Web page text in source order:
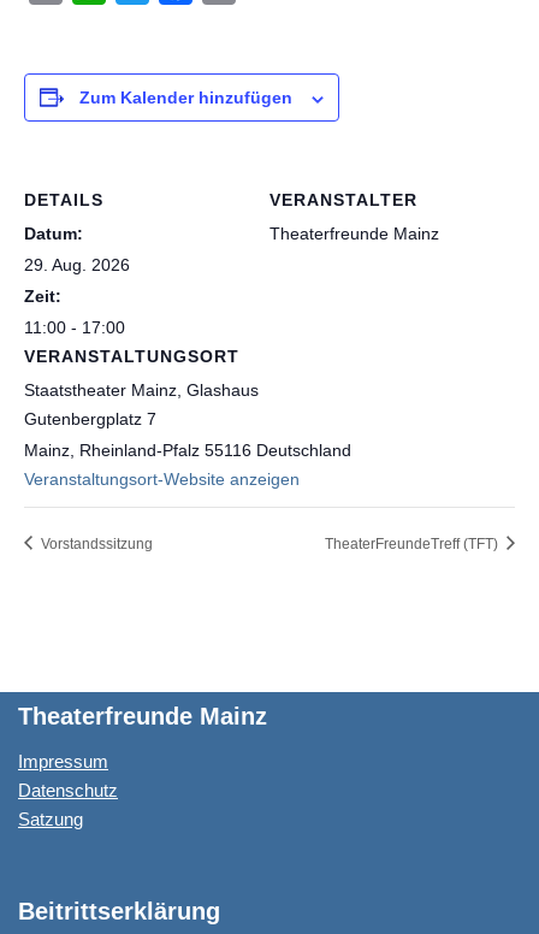
Zum Kalender hinzufügen
DETAILS
Datum:
29. Aug. 2026
Zeit:
11:00 - 17:00
VERANSTALTUNGSORT
Staatstheater Mainz, Glashaus
Gutenbergplatz 7
Mainz, Rheinland-Pfalz 55116 Deutschland
Veranstaltungsort-Website anzeigen
VERANSTALTER
Theaterfreunde Mainz
Vorstandssitzung TheaterFreundeTreff (TFT)
Theaterfreunde Mainz
Impressum
Datenschutz
Satzung
Beitrittserklärung